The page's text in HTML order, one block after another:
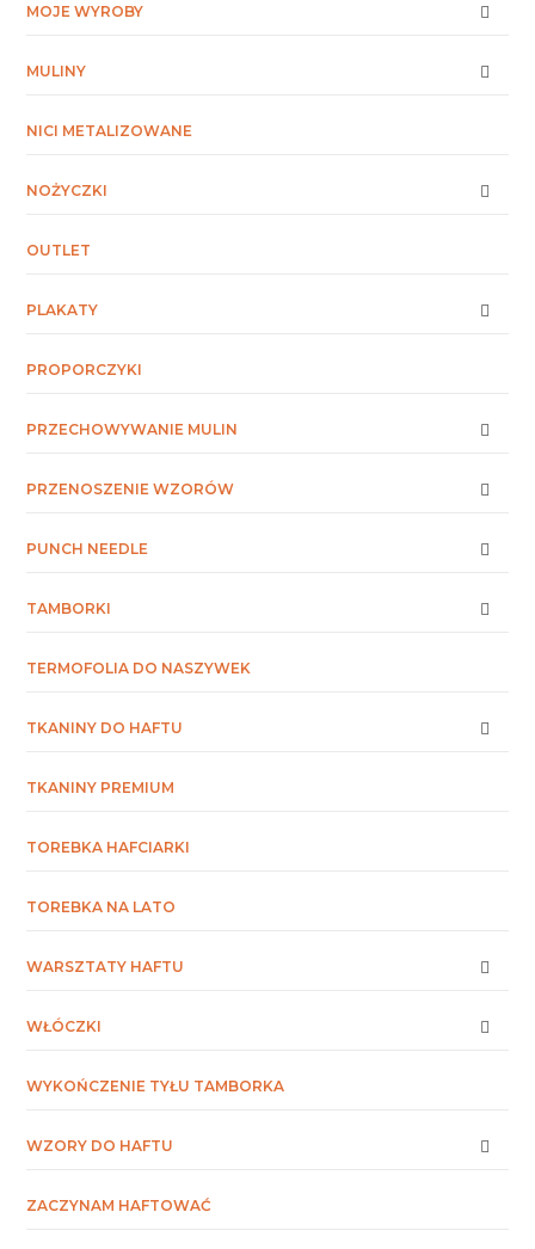
MOJE WYROBY
MULINY
NICI METALIZOWANE
NOŻYCZKI
OUTLET
PLAKATY
PROPORCZYKI
PRZECHOWYWANIE MULIN
PRZENOSZENIE WZORÓW
PUNCH NEEDLE
TAMBORKI
TERMOFOLIA DO NASZYWEK
TKANINY DO HAFTU
TKANINY PREMIUM
TOREBKA HAFCIARKI
TOREBKA NA LATO
WARSZTATY HAFTU
WŁÓCZKI
WYKOŃCZENIE TYŁU TAMBORKA
WZORY DO HAFTU
ZACZYNAM HAFTOWAĆ